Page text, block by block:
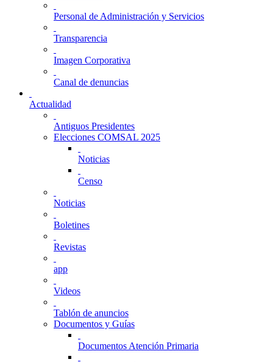
Personal de Administración y Servicios
Transparencia
Imagen Corporativa
Canal de denuncias
Actualidad
Antiguos Presidentes
Elecciones COMSAL 2025
Noticias
Censo
Noticias
Boletines
Revistas
app
Videos
Tablón de anuncios
Documentos y Guías
Documentos Atención Primaria